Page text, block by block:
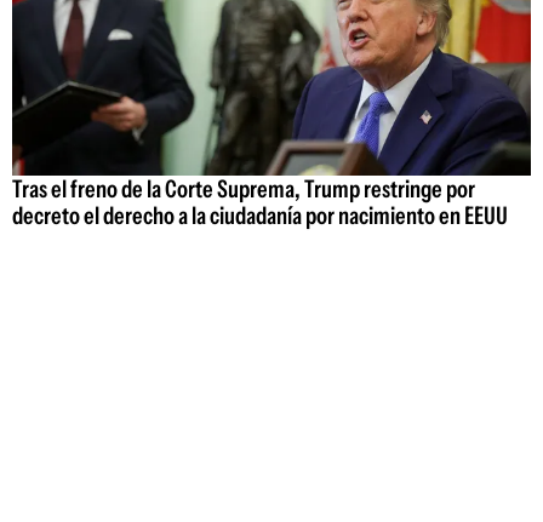
Tras el freno de la Corte Suprema, Trump restringe por
decreto el derecho a la ciudadanía por nacimiento en EEUU